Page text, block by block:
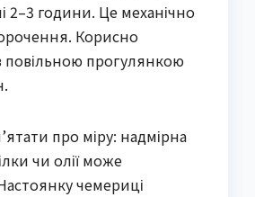
2–3 години. Це механічно
Корисно
повільною прогулянкою
про міру: надмірна
чи олії може
чемериці